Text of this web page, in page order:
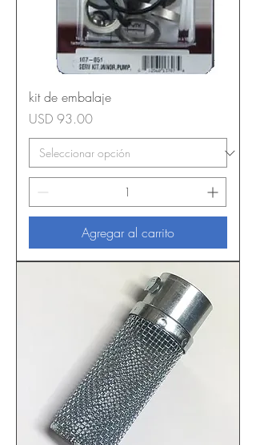
kit de embalaje
Precio
USD 93.00
Agregar al carrito